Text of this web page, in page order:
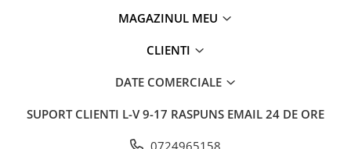
MAGAZINUL MEU
CLIENTI
DATE COMERCIALE
SUPORT CLIENTI L-V 9-17 RASPUNS EMAIL 24 DE ORE
0724965158